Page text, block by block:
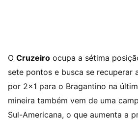
O Cruzeiro ocupa a sétima
sete pontos e busca se recuperar
por 2×1 para o Bragantino na
mineira também vem de uma
Sul-Americana, o que aumenta a